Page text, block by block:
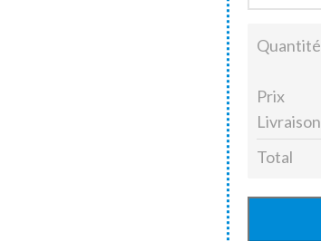
Quantité
Prix
Livraison
Total